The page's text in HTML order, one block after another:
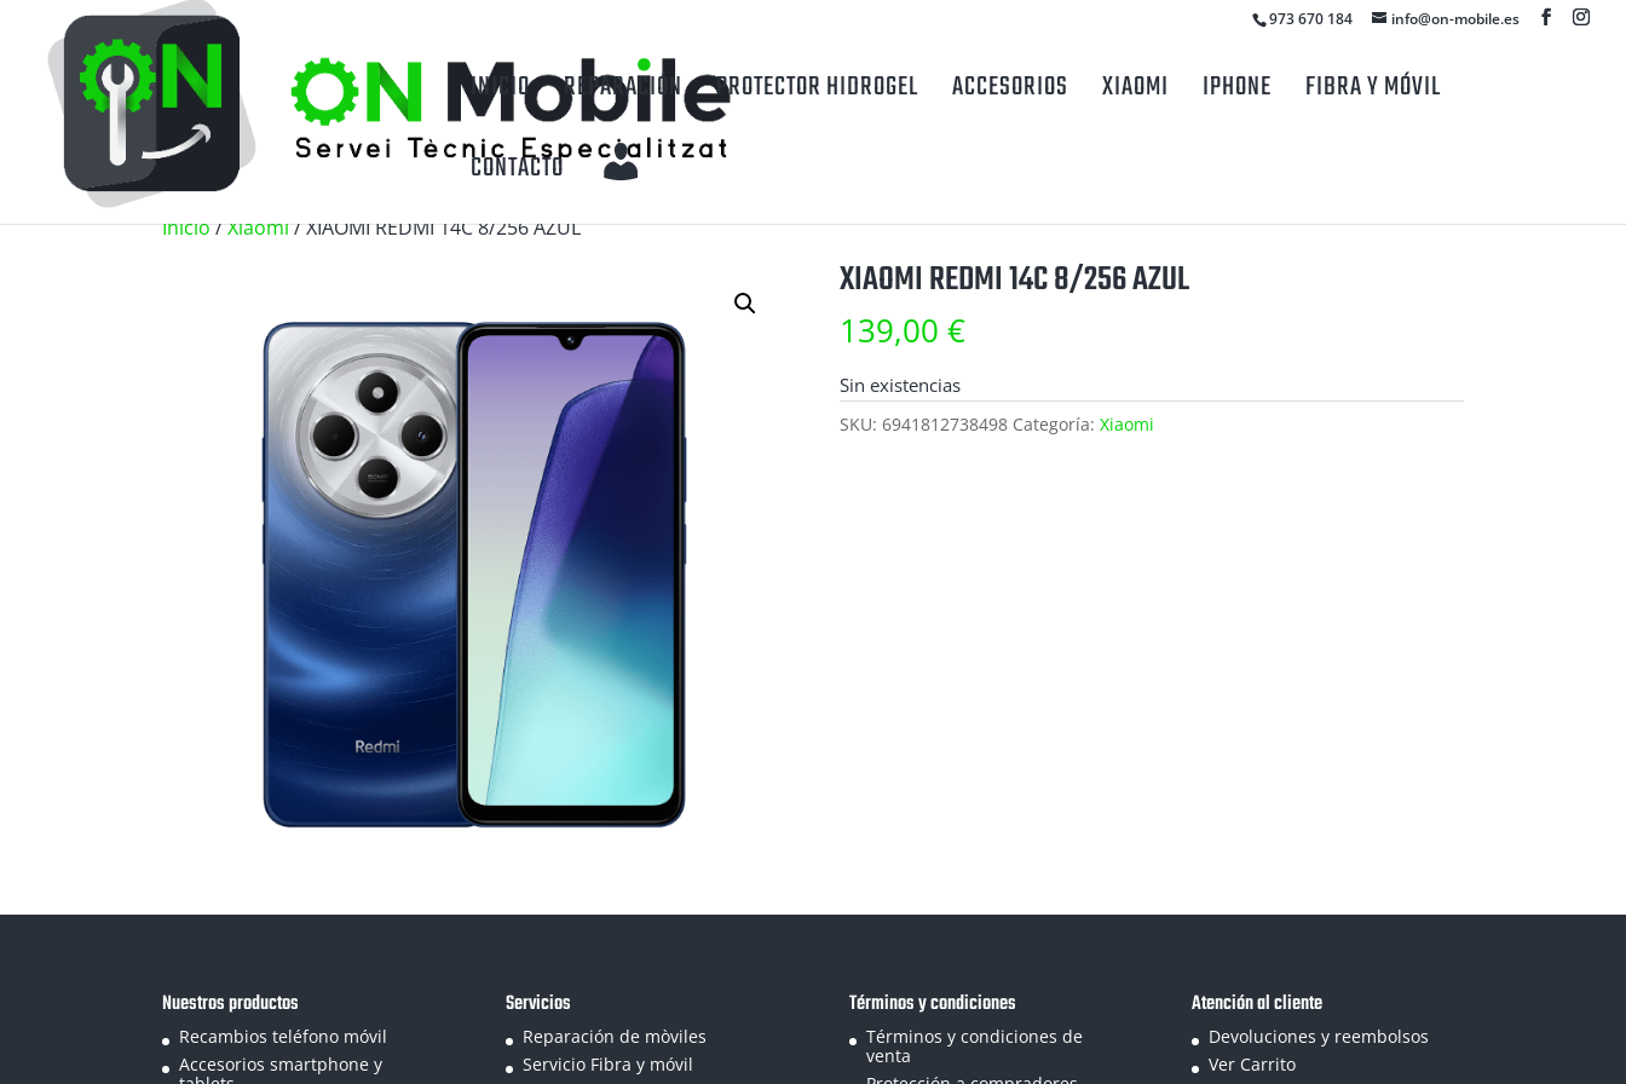
973 670 184 info@on-mobile.es
INICIO REPARACIÓN PROTECTOR HIDROGEL ACCESORIOS XIAOMI IPHONE
FIBRA Y MÓVIL
CONTACTO
M
I
U
E
Inicio/Xiaomi/ XIAOMI REDMI 14C 8/256 AZUL
XIAOMI REDMI 14C 8/256 AZUL
139,00 €
Sin existencias
SKU: 6941812738498 Categoría: Xiaomi
Nuestros productos
Recambios teléfono móvil
Accesorios smartphone y
Servicios
Reparación de mòviles
Servicio Fibra y móvil
Términos y condiciones
Términos y condiciones de
venta
Atención al cliente
Devoluciones y reembolsos
Ver Carrito